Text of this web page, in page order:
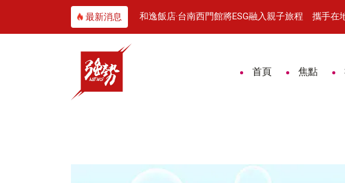
最新消息
攜手企業培育AI新世代 和逸飯店·台南西門館將ESG融入親子旅程 攜手在
首頁 焦點